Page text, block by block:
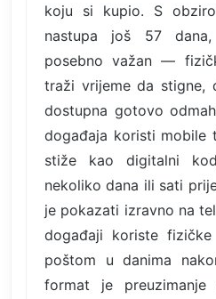
koju si kupio. S
nastupa još 57
posebno važan —
traži vrijeme da stigne,
dostupna gotovo
događaja koristi
stiže kao digitalni
nekoliko dana ili sati
je pokazati izravno na
događaji koriste
poštom u danima
format je preuzimanje